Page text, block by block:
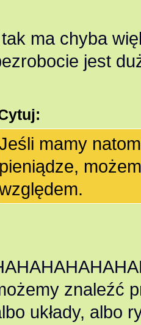
ma chyba
jest
mamy
pieniądze,
znaleźć
układy, albo